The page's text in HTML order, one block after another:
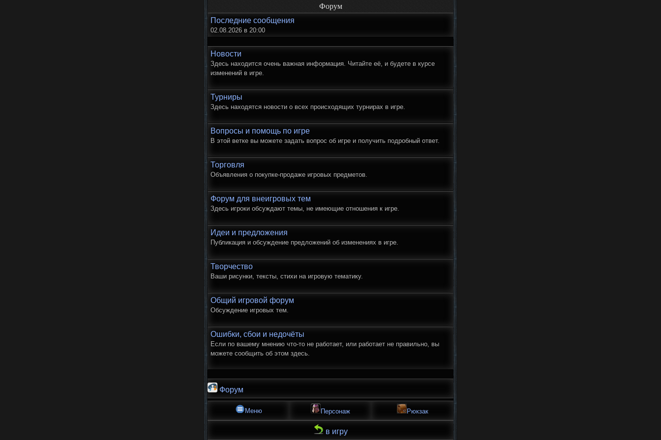
Форум
Последние сообщения
02.08.2026 в 20:00
Новости
Здесь находится очень важная информация. Читайте её, и будете в курсе
изменений в игре.
Турниры
Здесь находятся новости о всех происходящих турнирах в игре.
Вопросы и помощь по игре
В этой ветке вы можете задать вопрос об игре и получить подробный ответ.
Торговля
Объявления о покупке-продаже игровых предметов.
Форум для внеигровых тем
Здесь игроки обсуждают темы, не имеющие отношения к игре.
Идеи и предложения
Публикация и обсуждение предложений об изменениях в игре.
Творчество
Ваши рисунки, тексты, стихи на игровую тематику.
Общий игровой форум
Обсуждение игровых тем.
Ошибки, сбои и недочёты
Если по вашему мнению что-то не работает, или работает не правильно, вы
можете сообщить об этом здесь.
Форум
Меню Персонаж Рюкзак
в игру